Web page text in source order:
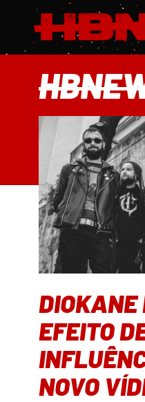
DIOKANE
EFEITO
NOVO